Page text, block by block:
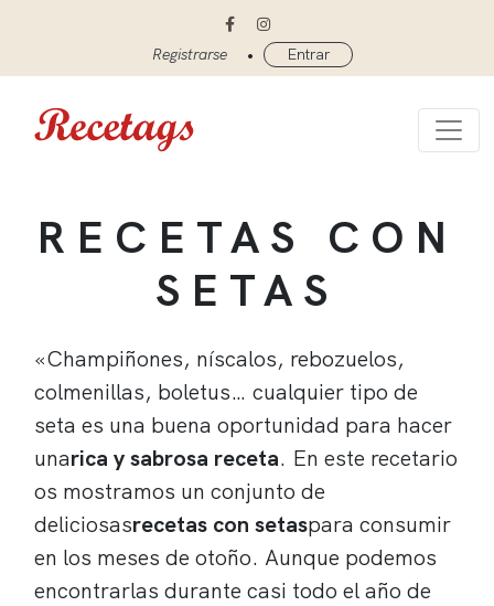
Registrarse • Entrar
RECETAS CON
SETAS
«Champiñones, níscalos, rebozuelos,
colmenillas, boletus… cualquier tipo de
seta es una buena oportunidad para hacer
unarica y sabrosa receta. En este recetario
os mostramos un conjunto de
deliciosasrecetas con setaspara consumir
en los meses de otoño. Aunque podemos
encontrarlas durante casi todo el año de